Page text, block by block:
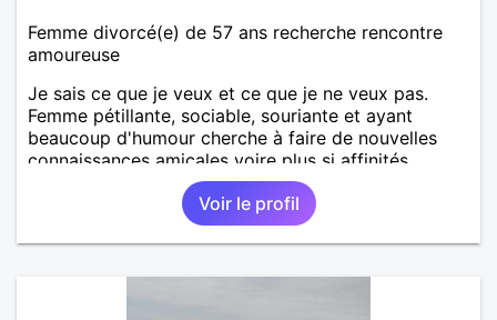
Femme divorcé(e) de 57 ans recherche rencontre
amoureuse
Je sais ce que je veux et ce que je ne veux pas.
Femme pétillante, sociable, souriante et ayant
beaucoup d'humour cherche à faire de nouvelles
connaissances amicales voire plus si affinités.
Voir le profil